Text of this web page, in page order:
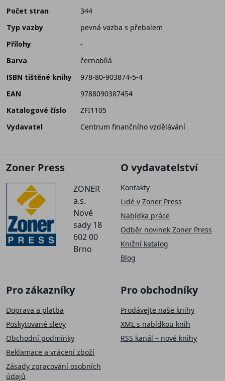
Počet stran
344
Typ vazby
pevná vazba s přebalem
Přílohy
-
Barva
černobílá
ISBN tištěné knihy
978-80-903874-5-4
EAN
9788090387454
Katalogové číslo
ZFI1105
Vydavatel
Centrum finančního vzdělávání
Zoner Press
ZONER
a.s.
Nové
sady 18
602 00
Brno
O vydavatelství
Kontakty
Lidé v Zoner Press
Nabídka práce
Odběr novinek Zoner Press
Knižní katalog
Blog
Pro zákazníky
Doprava a platba
Poskytované slevy
Obchodní podmínky
Reklamace a vrácení zboží
Zásady zpracování osobních
údajů
Pro obchodníky
Prodávejte naše knihy
XML s nabídkou knih
RSS kanál – nové knihy